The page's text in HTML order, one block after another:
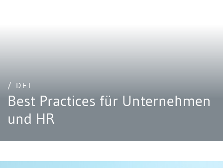
/ DEI
Best Practices für Unternehmen
und HR